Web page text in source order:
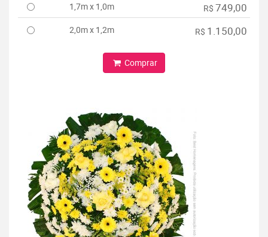
1,7m x 1,0m R$ 749,00
2,0m x 1,2m R$ 1.150,00
Comprar